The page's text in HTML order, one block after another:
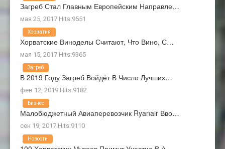
Загреб Стал Главным Европейским Направле…
мая 25, 2017 Hits:9551
Хорватские Виноделы Считают, Что Вино, С…
мая 15, 2017 Hits:9365
Хорватия
В 2019 Году Загреб Войдёт В Число Лучших…
фев 12, 2019 Hits:9182
Загреб
Малобюджетный Авиаперевозчик Ryanair Вво…
сен 19, 2017 Hits:9110
Бизнес
Новости